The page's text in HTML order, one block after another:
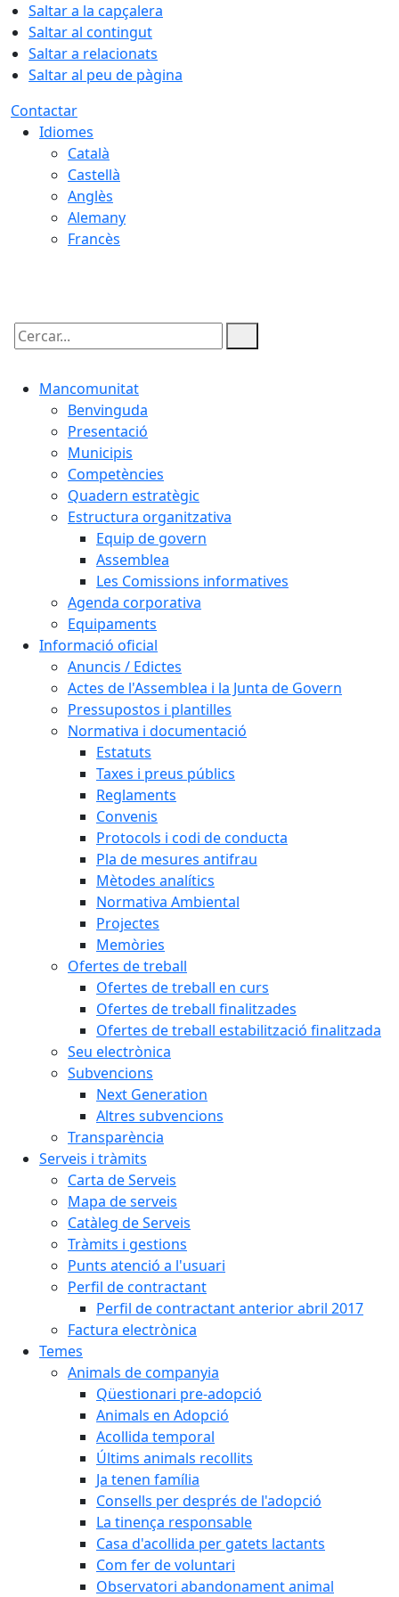
Saltar a la capçalera
Saltar al contingut
Saltar a relacionats
Saltar al peu de pàgina
Contactar
Idiomes
Català
Castellà
Anglès
Alemany
Francès
Cercar:
Mancomunitat
Benvinguda
Presentació
Municipis
Competències
Quadern estratègic
Estructura organitzativa
Equip de govern
Assemblea
Les Comissions informatives
Agenda corporativa
Equipaments
Informació oficial
Anuncis / Edictes
Actes de l'Assemblea i la Junta de Govern
Pressupostos i plantilles
Normativa i documentació
Estatuts
Taxes i preus públics
Reglaments
Convenis
Protocols i codi de conducta
Pla de mesures antifrau
Mètodes analítics
Normativa Ambiental
Projectes
Memòries
Ofertes de treball
Ofertes de treball en curs
Ofertes de treball finalitzades
Ofertes de treball estabilització finalitzada
Seu electrònica
Subvencions
Next Generation
Altres subvencions
Transparència
Serveis i tràmits
Carta de Serveis
Mapa de serveis
Catàleg de Serveis
Tràmits i gestions
Punts atenció a l'usuari
Perfil de contractant
Perfil de contractant anterior abril 2017
Factura electrònica
Temes
Animals de companyia
Qüestionari pre-adopció
Animals en Adopció
Acollida temporal
Últims animals recollits
Ja tenen família
Consells per després de l'adopció
La tinença responsable
Casa d'acollida per gatets lactants
Com fer de voluntari
Observatori abandonament animal